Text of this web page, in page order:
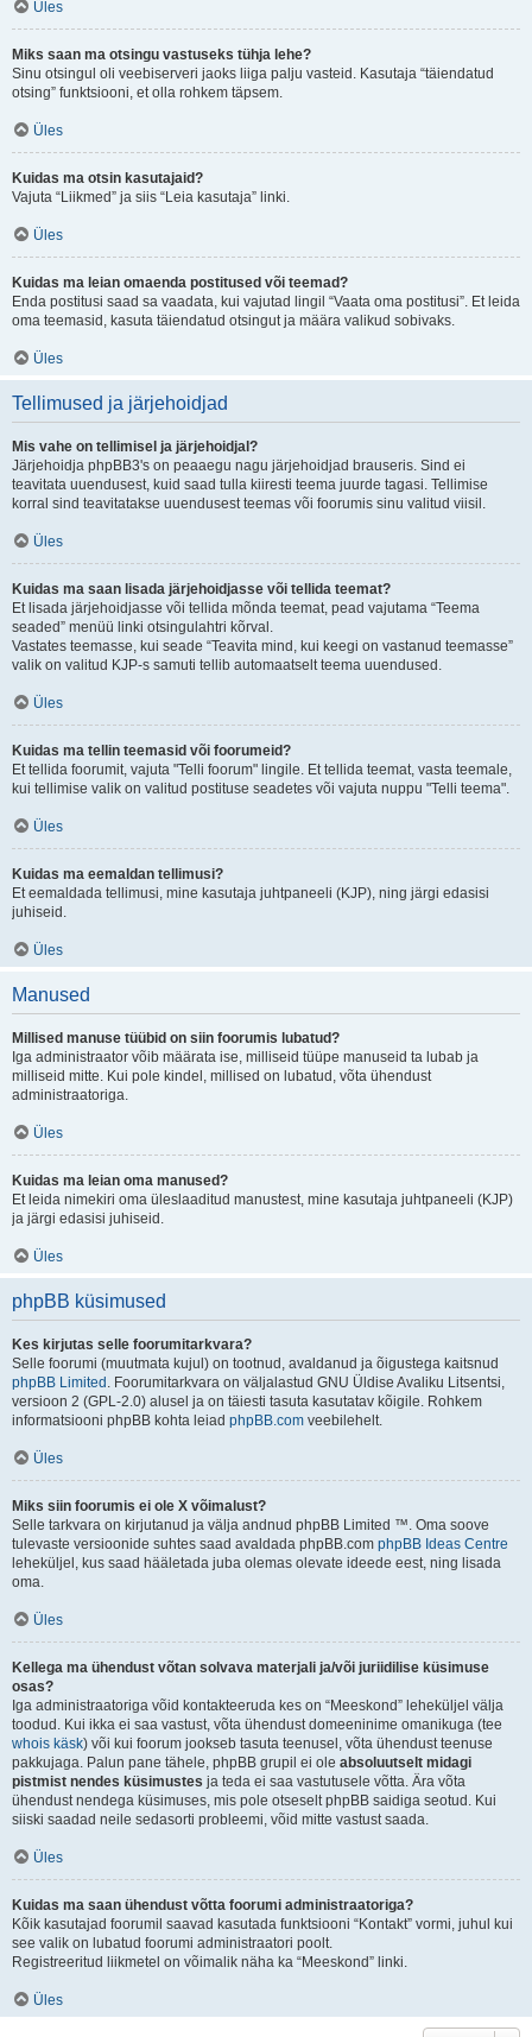
Üles
Miks saan ma otsingu vastuseks tühja lehe?
Sinu otsingul oli veebiserveri jaoks liiga palju vasteid. Kasutaja “täiendatud
otsing” funktsiooni, et olla rohkem täpsem.
Üles
Kuidas ma otsin kasutajaid?
Vajuta “Liikmed” ja siis “Leia kasutaja” linki.
Üles
Kuidas ma leian omaenda postitused või teemad?
Enda postitusi saad sa vaadata, kui vajutad lingil “Vaata oma postitusi”. Et leida
oma teemasid, kasuta täiendatud otsingut ja määra valikud sobivaks.
Üles
Tellimused ja järjehoidjad
Mis vahe on tellimisel ja järjehoidjal?
Järjehoidja phpBB3's on peaaegu nagu järjehoidjad brauseris. Sind ei
teavitata uuendusest, kuid saad tulla kiiresti teema juurde tagasi. Tellimise
korral sind teavitatakse uuendusest teemas või foorumis sinu valitud viisil.
Üles
Kuidas ma saan lisada järjehoidjasse või tellida teemat?
Et lisada järjehoidjasse või tellida mõnda teemat, pead vajutama “Teema
seaded” menüü linki otsingulahtri kõrval.
Vastates teemasse, kui seade “Teavita mind, kui keegi on vastanud teemasse”
valik on valitud KJP-s samuti tellib automaatselt teema uuendused.
Üles
Kuidas ma tellin teemasid või foorumeid?
Et tellida foorumit, vajuta "Telli foorum" lingile. Et tellida teemat, vasta teemale,
kui tellimise valik on valitud postituse seadetes või vajuta nuppu "Telli teema".
Üles
Kuidas ma eemaldan tellimusi?
Et eemaldada tellimusi, mine kasutaja juhtpaneeli (KJP), ning järgi edasisi
juhiseid.
Üles
Manused
Millised manuse tüübid on siin foorumis lubatud?
Iga administraator võib määrata ise, milliseid tüüpe manuseid ta lubab ja
milliseid mitte. Kui pole kindel, millised on lubatud, võta ühendust
administraatoriga.
Üles
Kuidas ma leian oma manused?
Et leida nimekiri oma üleslaaditud manustest, mine kasutaja juhtpaneeli (KJP)
ja järgi edasisi juhiseid.
Üles
phpBB küsimused
Kes kirjutas selle foorumitarkvara?
Selle foorumi (muutmata kujul) on tootnud, avaldanud ja õigustega kaitsnud
phpBB Limited . Foorumitarkvara on väljalastud GNU Üldise Avaliku Litsentsi,
versioon 2 (GPL-2.0) alusel ja on täiesti tasuta kasutatav kõigile. Rohkem
informatsiooni phpBB kohta leiad phpBB.com veebilehelt.
Üles
Miks siin foorumis ei ole X võimalust?
Selle tarkvara on kirjutanud ja välja andnud phpBB Limited ™. Oma soove
tulevaste versioonide suhtes saad avaldada phpBB.com phpBB Ideas Centre
leheküljel, kus saad hääletada juba olemas olevate ideede eest, ning lisada
oma.
Üles
Kellega ma ühendust võtan solvava materjali ja/või juriidilise küsimuse
osas?
Iga administraatoriga võid kontakteeruda kes on “Meeskond” leheküljel välja
toodud. Kui ikka ei saa vastust, võta ühendust domeeninime omanikuga (tee
whois käsk) või kui foorum jookseb tasuta teenusel, võta ühendust teenuse
pakkujaga. Palun pane tähele, phpBB grupil ei ole absoluutselt midagi
pistmist nendes küsimustes ja teda ei saa vastutusele võtta. Ära võta
ühendust nendega küsimuses, mis pole otseselt phpBB saidiga seotud. Kui
siiski saadad neile sedasorti probleemi, võid mitte vastust saada.
Üles
Kuidas ma saan ühendust võtta foorumi administraatoriga?
Kõik kasutajad foorumil saavad kasutada funktsiooni “Kontakt” vormi, juhul kui
see valik on lubatud foorumi administraatori poolt.
Registreeritud liikmetel on võimalik näha ka “Meeskond” linki.
Üles